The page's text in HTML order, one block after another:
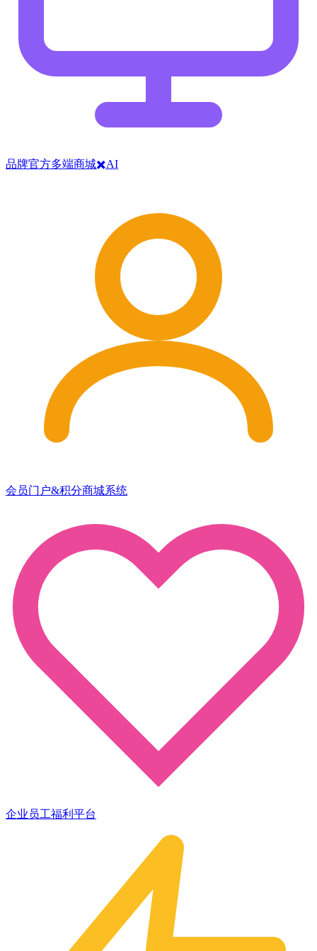
品牌官方多端商城✖️AI
会员门户&积分商城系统
企业员工福利平台